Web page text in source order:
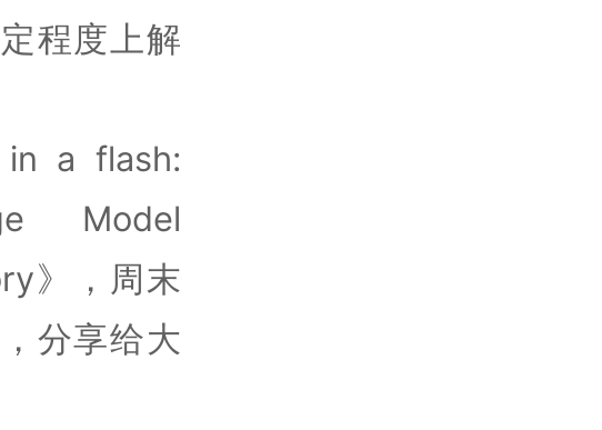
程度上解
a flash:
Model
》，周末
分享给大